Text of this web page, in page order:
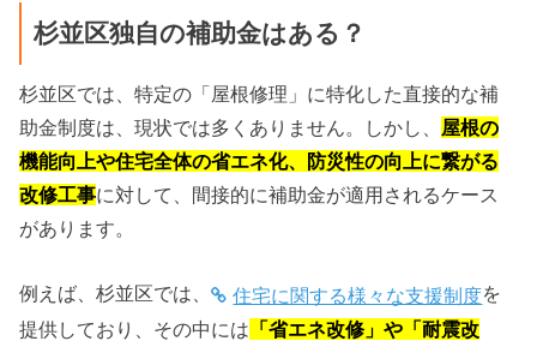
杉並区独自の補助金はある？
杉並区では、特定の「屋根修理」に特化した直接的な補
助金制度は、現状では多くありません。しかし、 屋根の
機能向上や住宅全体の省エネ化、防災性の向上に繋がる
改修工事に対して、間接的に補助金が適用されるケース
があります。
例えば、杉並区では、 住宅に関する様々な支援制度を
提供しており、その中には 「省エネ改修」や「耐震改